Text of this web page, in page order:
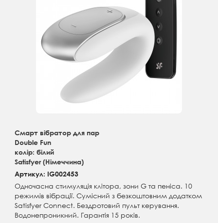
Смарт вібратор для пар
Double Fun
колір: білий
Satisfyer (Німеччина)
Артикул: IG002453
Одночасна стимуляція клітора, зони G та пеніса. 10
режимів вібрації. Сумісний з безкоштовним додатком
Satisfyer Connect. Бездротовий пульт керування.
Водонепроникний. Гарантія 15 років.